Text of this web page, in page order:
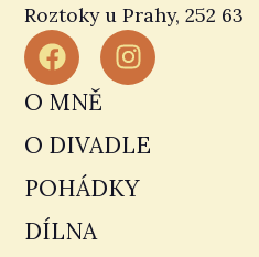
O MNĚ
O DIVADLE
POHÁDKY
DÍLNA
Roztoky u Prahy, 252 63